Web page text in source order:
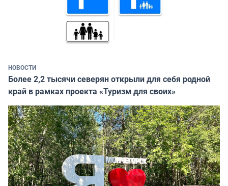
НОВОСТИ
Более 2,2 тысячи северян открыли для себя родной
край в рамках проекта «Туризм для своих»